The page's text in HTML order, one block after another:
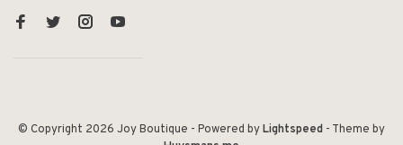
© Copyright 2026 Joy Boutique - Powered byLightspeed - Theme by